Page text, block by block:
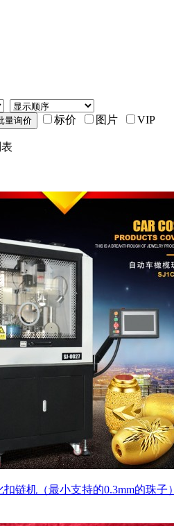
标价 图片 VIP
链机（最小支持的0.3mm的珠子）